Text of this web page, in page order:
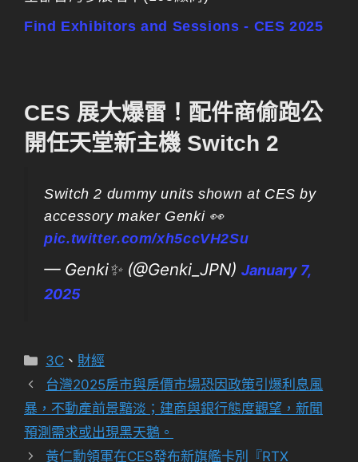
Find Exhibitors and Sessions - CES 2025
CES 展大爆雷！配件商偷跑公
開任天堂新主機 Switch 2
Switch 2 dummy units shown at CES by
accessory maker Genki 👀
pic.twitter.com/xh5ccVH2Su
— Genki✨ (@Genki_JPN) January 7,
2025
分
類
3C 、 財經
台灣2025房市與房價市場恐因政策引爆利息風
暴，不動產前景黯淡；建商與銀行態度觀望，新聞
預測需求或出現黑天鵝。
黃仁勳領軍在CES發布新旗艦卡別『RTX